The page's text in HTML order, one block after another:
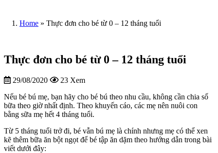
Home » Thực đơn cho bé từ 0 – 12 tháng tuổi
Thực đơn cho bé từ 0 – 12 tháng tuổi
29/08/2020 23 Xem
Nếu bé bú mẹ, bạn hãy cho bé bú theo nhu cầu, không cần chia số
bữa theo giờ nhất định. Theo khuyến cáo, các mẹ nên nuôi con
bằng sữa mẹ hết 4 tháng tuổi.
Từ 5 tháng tuổi trở đi, bé vẫn bú mẹ là chính nhưng mẹ có thể xen
kẽ thêm bữa ăn bột ngọt để bé tập ăn dặm theo hướng dẫn trong bài
viết dưới đây: